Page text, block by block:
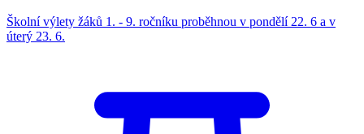
Školní výlety žáků 1. - 9. ročníku proběhnou v pondělí 22. 6 a v
úterý 23. 6.